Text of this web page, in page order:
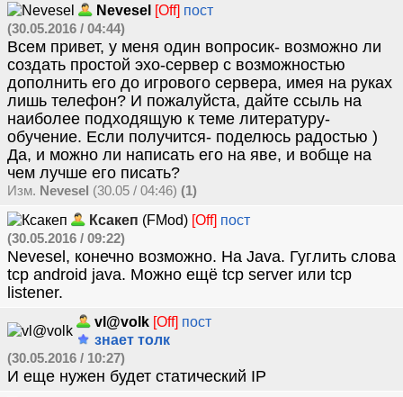
Nevesel [Off] пост
(30.05.2016 / 04:44)
Всем привет, у меня один вопросик- возможно ли
создать простой эхо-сервер с возможностью
дополнить его до игрового сервера, имея на руках
лишь телефон? И пожалуйста, дайте ссыль на
наиболее подходящую к теме литературу-
обучение. Если получится- поделюсь радостью )
Да, и можно ли написать его на яве, и вобще на
чем лучше его писать?
Изм. Nevesel (30.05 / 04:46) (1)
Ксакеп (FMod) [Off] пост
(30.05.2016 / 09:22)
Nevesel, конечно возможно. На Java. Гуглить слова
tcp android java. Можно ещё tcp server или tcp
listener.
vl@volk [Off] пост
знает толк
(30.05.2016 / 10:27)
И еще нужен будет статический IP